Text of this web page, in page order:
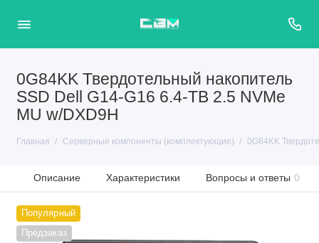
0G84KK Твердотельный накопитель
SSD Dell G14-G16 6.4-TB 2.5 NVMe
MU w/DXD9H
Главная Серверные компоненты (комплектующие) 0G84KK
Описание Характеристики Вопросы и ответы 0
Популярный
Предзаказ